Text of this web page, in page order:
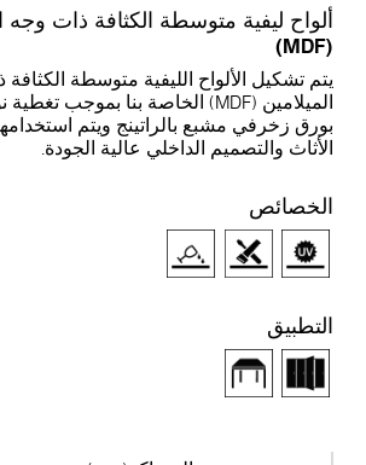
ليفية متوسطة الكثافة ذات وجه
تشكيل الألواح الليفية متوسطة الكثافة ذات
زخرفي مشبع بالراتينج ويتم استخدامها
والتصميم الداخلي عالية الجودة.